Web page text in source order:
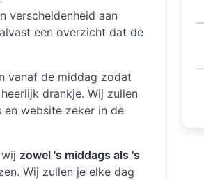
verscheidenheid aan
een overzicht dat de
vanaf de middag zodat
drankje. Wij zullen
website zeker in de
zowel 's middags als 's
Wij zullen je elke dag